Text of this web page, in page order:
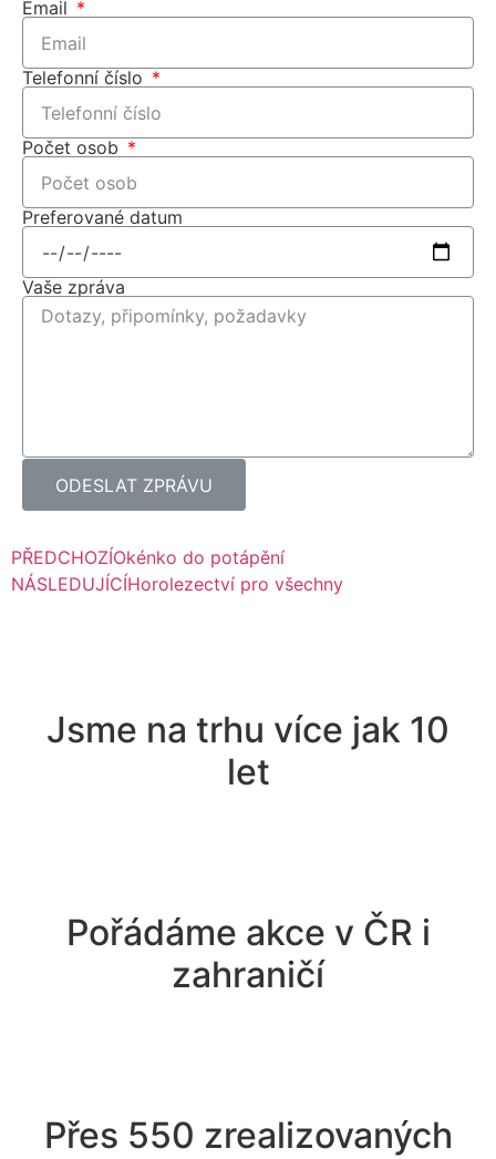
Email
Telefonní číslo
Počet osob
Preferované datum
Vaše zpráva
ODESLAT ZPRÁVU
PŘEDCHOZÍOkénko do potápění
NÁSLEDUJÍCÍHorolezectví pro všechny
Jsme na trhu více jak 10
let
Pořádáme akce v ČR i
zahraničí
Přes 550 zrealizovaných